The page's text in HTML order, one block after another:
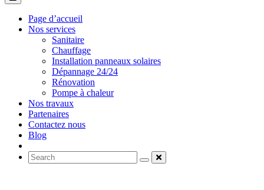
Page d’accueil
Nos services
Sanitaire
Chauffage
Installation panneaux solaires
Dépannage 24/24
Rénovation
Pompe à chaleur
Nos travaux
Partenaires
Contactez nous
Blog